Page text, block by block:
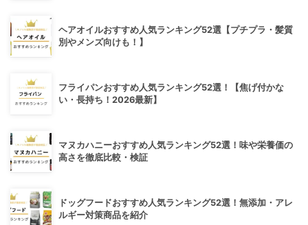
ヘアオイルおすすめ人気ランキング52選【プチプラ・髪質
別やメンズ向けも！】
フライパンおすすめ人気ランキング52選！【焦げ付かな
い・長持ち！2026最新】
マヌカハニーおすすめ人気ランキング52選！味や栄養価の
高さを徹底比較・検証
ドッグフードおすすめ人気ランキング52選！無添加・アレ
ルギー対策商品を紹介